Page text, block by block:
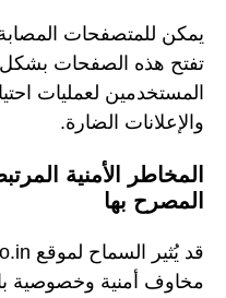
يمكن للمتصفحات المصابة
تفتح هذه الصفحات
المستخدمين لعمليات
والإعلانات الضارة.
المخاطر الأمنية
المصرح بها
مخاوف أمنية وخصوصية